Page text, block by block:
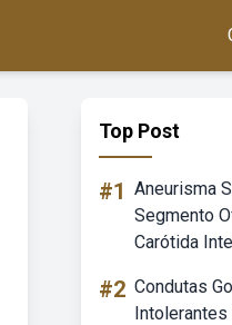
Top Post
#1 Aneurisma
Segmento
Carótida
#2 Condutas
Intolerantes